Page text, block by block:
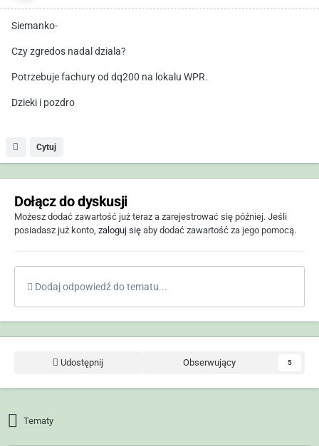
Siemanko-
Czy zgredos nadal dziala?
Potrzebuje fachury od dq200 na lokalu WPR.
Dzieki i pozdro
Cytuj
Dołącz do dyskusji
Możesz dodać zawartość już teraz a zarejestrować się później. Jeśli
posiadasz już konto, zaloguj się aby dodać zawartość za jego pomocą.
Dodaj odpowiedź do tematu...
Udostępnij Obserwujący 5
Tematy